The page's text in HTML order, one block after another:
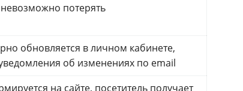
потерять
обновляется в личном кабинете,
об изменениях по email
на сайте, посетитель получает